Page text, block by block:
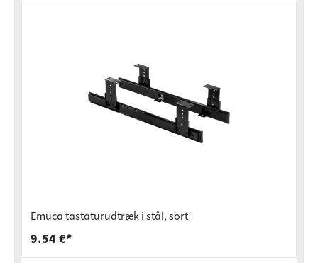
Emuca tastaturudtræk i stål, sort
9.54 €*